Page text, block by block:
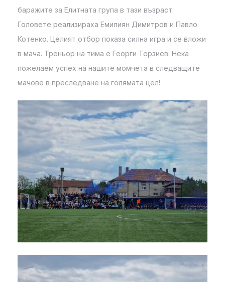
баражите за Елитната група в тази възраст.
Головете реализираха Емилиян Димитров и Павло
Котенко. Целият отбор показа силна игра и се вложи
в мача. Треньор на тима е Георги Терзиев. Нека
пожелаем успех на нашите момчета в следващите
мачове в преследване на голямата цел!